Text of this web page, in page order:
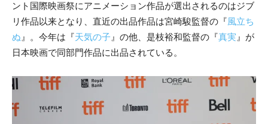
ント国際映画祭にアニメーション作品が選出されるのはジブ
リ作品以来となり、直近の出品作品は宮崎駿監督の『風立ち
ぬ』。今年は『天気の子』の他、是枝裕和監督の『真実』が
日本映画で同部門作品に出品されている。